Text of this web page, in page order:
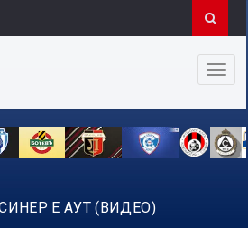
Е АУТ (ВИДЕО)